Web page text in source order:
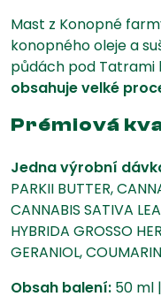
Mast z Konopné
konopného oleje a
půdách pod Tatrami
obsahuje velké
Prémiová
Jedna výrobní
PARKII BUTTER,
CANNABIS SATIVA
HYBRIDA GROSSO
GERANIOL,
Obsah balení: 50 ml |